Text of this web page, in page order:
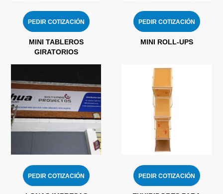
PEDIR COTIZACIÓN
MINI TABLEROS
GIRATORIOS
PEDIR COTIZACIÓN
MINI ROLL-UPS
PEDIR COTIZACIÓN PEDIR COTIZACIÓN